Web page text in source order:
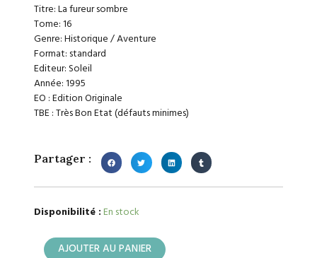
Titre: La fureur sombre
Tome: 16
Genre: Historique / Aventure
Format: standard
Editeur: Soleil
Année: 1995
EO : Edition Originale
TBE : Très Bon Etat (défauts minimes)
Partager :
Disponibilité :En stock
quantité
Jugurtha
AJOUTER AU PANIER